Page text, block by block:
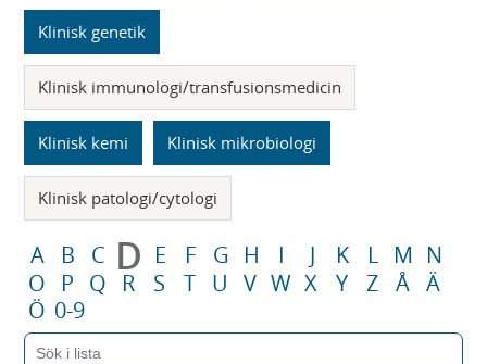
Klinisk genetik
Klinisk immunologi/transfusionsmedicin
Klinisk kemi Klinisk mikrobiologi
Klinisk patologi/cytologi
A B C D E F G H I J K L M N
O
P Q R S T U V W X Y Z Å Ä
Ö 0-9